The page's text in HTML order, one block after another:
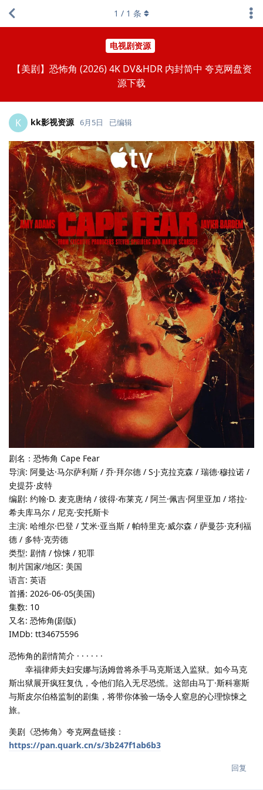
电视剧资源
【美剧】恐怖角 (2026) 4K DV&HDR 内封简中 夸克网盘资
源下载
1 / 1 条
K kk影视资源 6月5日 已编辑
剧名：恐怖角 Cape Fear
导演: 阿曼达·马尔萨利斯 / 乔·拜尔德 / S·J·克拉克森 / 瑞德·穆拉诺 /
史提芬·皮特
编剧: 约翰·D. 麦克唐纳 / 彼得·布莱克 / 阿兰·佩吉·阿里亚加 / 塔拉·
希夫库马尔 / 尼克·安托斯卡
主演: 哈维尔·巴登 / 艾米·亚当斯 / 帕特里克·威尔森 / 萨曼莎·克利福
德 / 多特·克劳德
类型: 剧情 / 惊悚 / 犯罪
制片国家/地区: 美国
语言: 英语
首播: 2026-06-05(美国)
集数: 10
又名: 恐怖角(剧版)
IMDb: tt34675596
恐怖角的剧情简介 · · · · · ·
幸福律师夫妇安娜与汤姆曾将杀手马克斯送入监狱。如今马克
斯出狱展开疯狂复仇，令他们陷入无尽恐慌。这部由马丁·斯科塞斯
与斯皮尔伯格监制的剧集，将带你体验一场令人窒息的心理惊悚之
旅。
美剧《恐怖角》夸克网盘链接：
https://pan.quark.cn/s/3b247f1ab6b3
回复